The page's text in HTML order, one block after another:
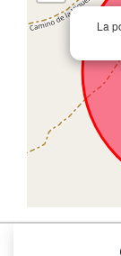
La